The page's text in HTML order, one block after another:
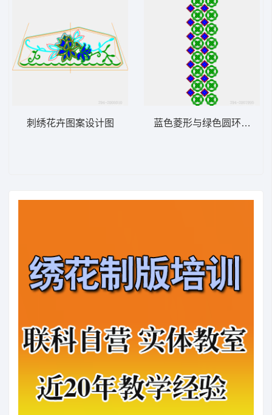
刺绣花卉图案设计图 蓝色菱形与绿色圆环图案排